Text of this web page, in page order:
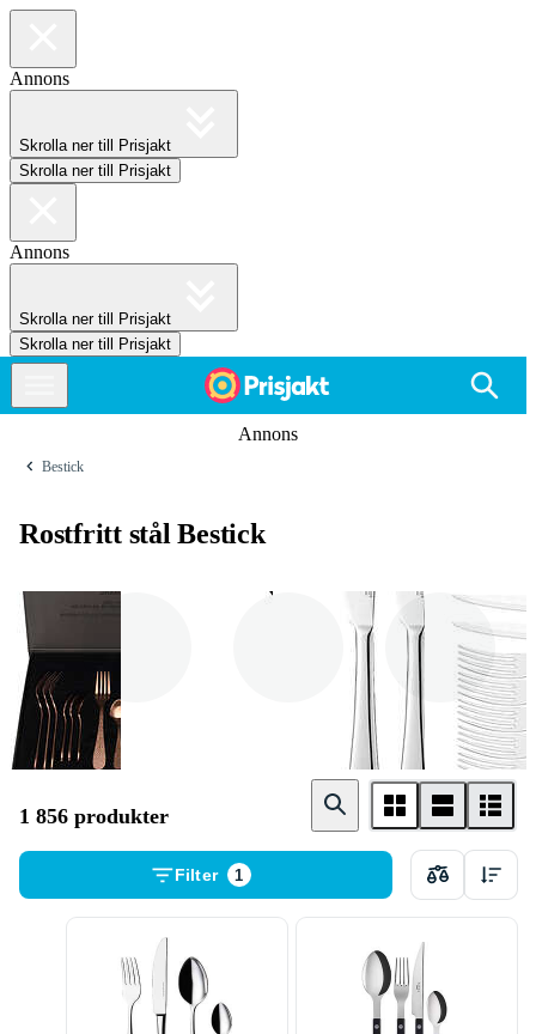
Annons
Skrolla ner till Prisjakt
Skrolla ner till Prisjakt
Annons
Skrolla ner till Prisjakt
Skrolla ner till Prisjakt
Annons
Bestick
Rostfritt stål Bestick
Bestickset Kniv
1 856 produkter
Filter 1